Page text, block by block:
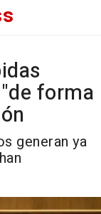
forma
generan ya